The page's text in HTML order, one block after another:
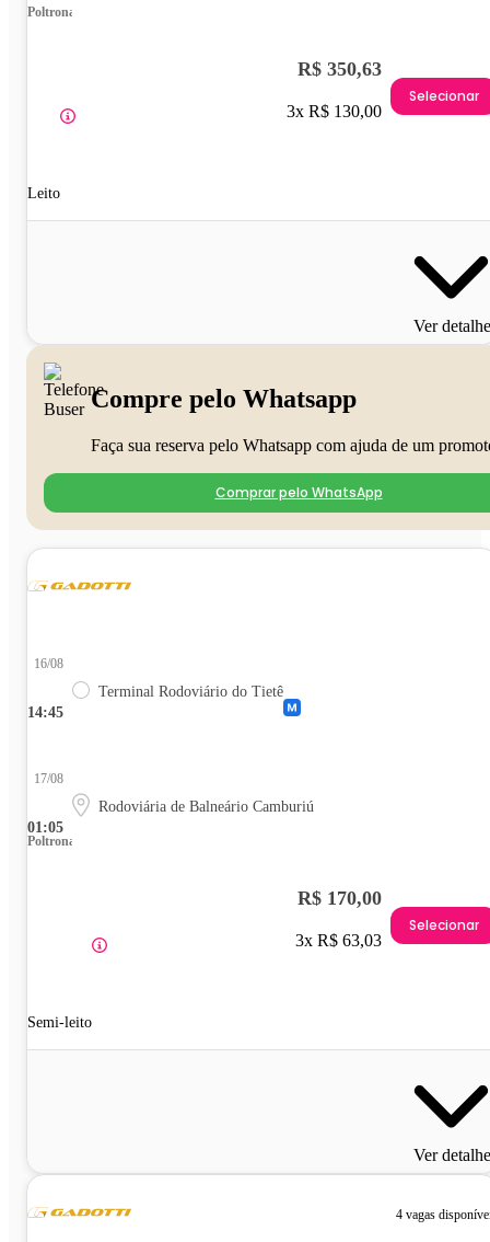
Poltrona
Leito
R$ 350,63
3x R$ 130,00
Selecionar
Ver
Compre pelo Whatsapp
Faça sua reserva pelo Whatsapp com ajuda de um
Comprar pelo WhatsApp
14:45
16/08
Terminal Rodoviário do Tietê
01:05
17/08
Rodoviária de Balneário Camburiú
Poltrona
Semi-leito
R$ 170,00
3x R$ 63,03
Selecionar
Ver
4 vagas